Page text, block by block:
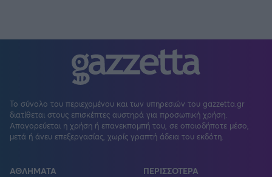
Το σύνολο του περιεχομένου και των υπηρεσιών του gazzetta.gr
διατίθεται στους επισκέπτες αυστηρά για προσωπική χρήση.
Απαγορεύεται η χρήση ή επανεκπομπή του, σε οποιοδήποτε μέσο,
μετά ή άνευ επεξεργασίας, χωρίς γραπτή άδεια του εκδότη.
ΑΘΛΗΜΑΤΑ ΠΕΡΙΣΣΟΤΕΡΑ